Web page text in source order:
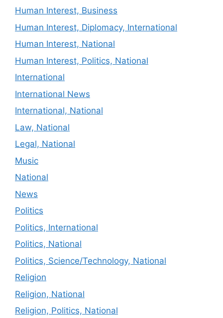
Human Interest, Business
Human Interest, Diplomacy, International
Human Interest, National
Human Interest, Politics, National
International
International News
International, National
Law, National
Legal, National
Music
National
News
Politics
Politics, International
Politics, National
Politics, Science/Technology, National
Religion
Religion, National
Religion, Politics, National